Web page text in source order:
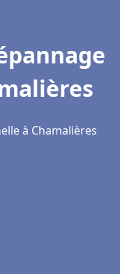
à Chamalières